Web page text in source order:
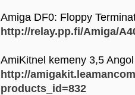
Amiga DF0: Floppy
http://relay.pp.fi/Amiga/
AmiKitnel kemeny 3,5
http://
products_id=832